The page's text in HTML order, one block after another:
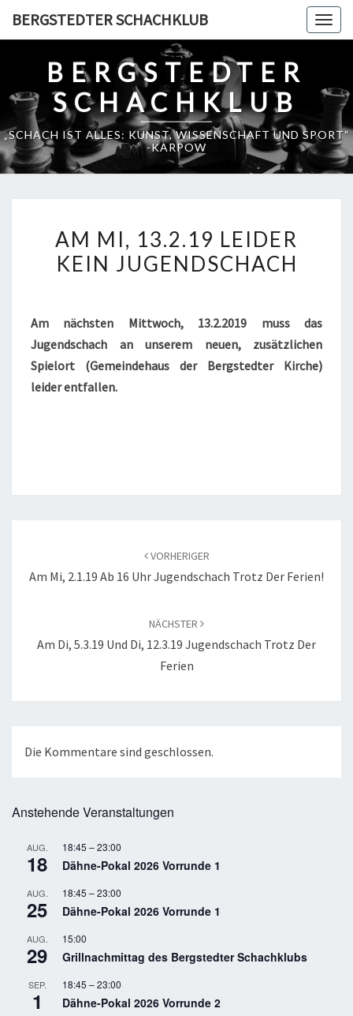
BERGSTEDTER SCHACHKLUB
BERGSTEDTER
SCHACHKLUB
„SCHACH IST ALLES: KUNST, WISSENSCHAFT UND SPORT“
-KARPOW
MI,
13.2.19
JUGENDSCHACH
AM MI, 13.2.19 LEIDER
KEIN JUGENDSCHACH
Am nächsten Mittwoch, 13.2.2019 muss das
Jugendschach an unserem neuen, zusätzlichen
Spielort (Gemeindehaus der Bergstedter Kirche)
leider entfallen.
VORHERIGER
Am Mi, 2.1.19 Ab 16 Uhr Jugendschach Trotz Der Ferien!
NÄCHSTER
Am Di, 5.3.19 Und Di, 12.3.19 Jugendschach Trotz Der
Ferien
Die Kommentare sind geschlossen.
Anstehende Veranstaltungen
AUG.
18
18:45 –23:00
Dähne-Pokal 2026 Vorrunde 1
AUG.
25
18:45 –23:00
Dähne-Pokal 2026 Vorrunde 1
AUG.
29
15:00
Grillnachmittag des Bergstedter Schachklubs
SEP.
1
18:45 –23:00
Dähne-Pokal 2026 Vorrunde 2